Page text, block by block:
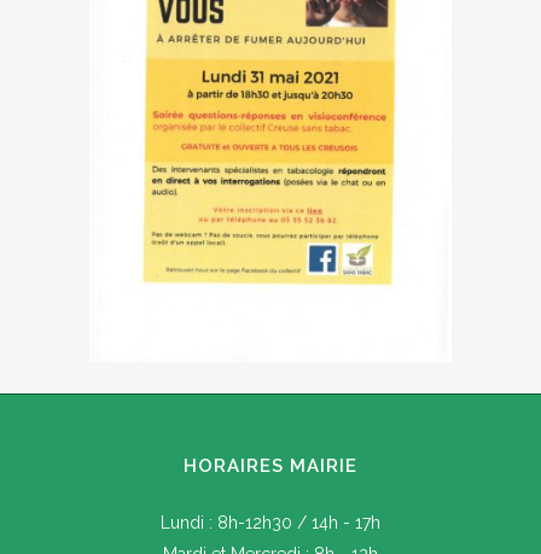
HORAIRES MAIRIE
Lundi : 8h-12h30 / 14h - 17h